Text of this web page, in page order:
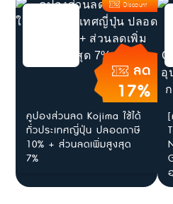
ลด
17%
Discount
คูปองส่วนลด Kojima ใช้ได้
ทั่วประเทศญี่ปุ่น ปลอดภาษี
10% + ส่วนลดเพิ่มสูงสุด
7%